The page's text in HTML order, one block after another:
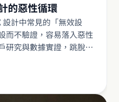
計中常見的「無效設
而不驗證，容易落入惡性
研究與數據實證，跳脫無
的 UX 設計流程。
的惡性循環